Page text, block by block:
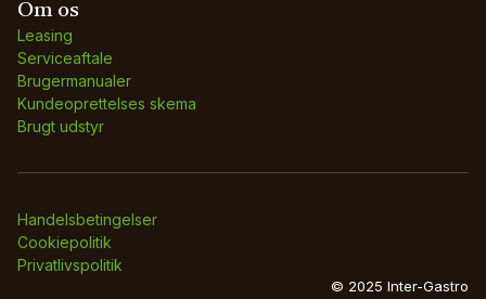
Om os
Leasing
Serviceaftale
Brugermanualer
Kundeoprettelses skema
Brugt udstyr
© 2025 Inter-Gastro
Handelsbetingelser
Cookiepolitik
Privatlivspolitik